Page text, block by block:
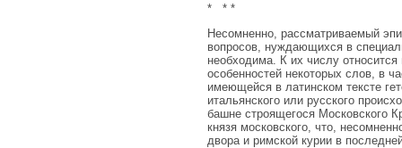
* * *
Несомненно, рассматриваемый
вопросов, нуждаю­щихся в
необходима. К их числу
особенностей некоторых слов, в
имеющейся в латинском тексте
итальянского или русского
башне строящегося Московского
князя московского, что,
двора и римской курии в